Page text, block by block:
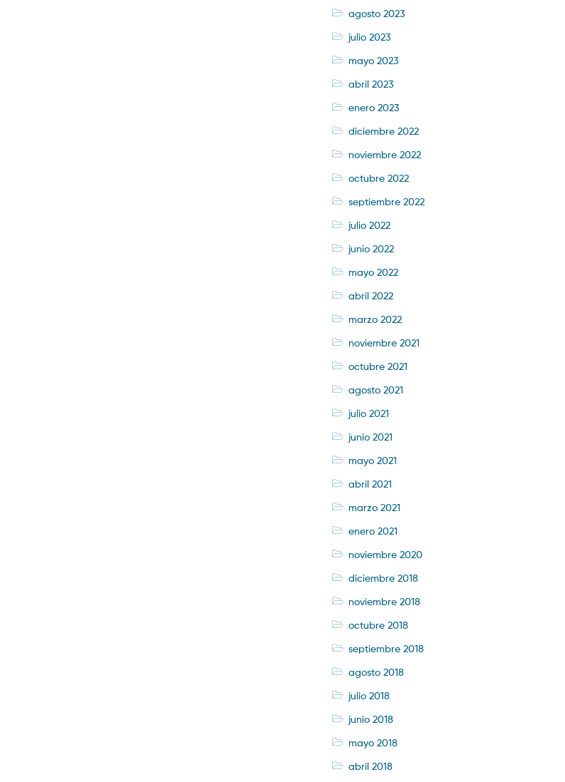
agosto 2023
julio 2023
mayo 2023
abril 2023
enero 2023
diciembre 2022
noviembre 2022
octubre 2022
septiembre 2022
julio 2022
junio 2022
mayo 2022
abril 2022
marzo 2022
noviembre 2021
octubre 2021
agosto 2021
julio 2021
junio 2021
mayo 2021
abril 2021
marzo 2021
enero 2021
noviembre 2020
diciembre 2018
noviembre 2018
octubre 2018
septiembre 2018
agosto 2018
julio 2018
junio 2018
mayo 2018
abril 2018